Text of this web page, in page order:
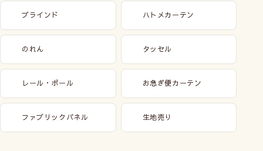
ブラインド ハトメカーテン
のれん タッセル
レール・ポール お急ぎ便カーテン
ファブリックパネル 生地売り